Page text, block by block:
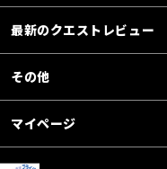
最新のクエストレビュー
その他
マイページ